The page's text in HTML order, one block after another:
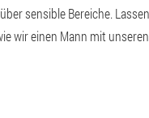
sensible Bereiche.
wir einen Mann mit